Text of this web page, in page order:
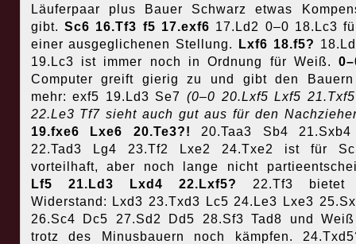
Läuferpaar plus Bauer Schwarz etwas
gibt. Sc6 16.Tf3 f5 17.exf6 17.Ld2 0–0 18.Lc3
einer ausgeglichenen Stellung.
Lxf6 18.f5?
19.Lc3 ist immer noch in Ordnung für Weiß.
Computer greift gierig zu und gibt den
mehr: exf5 19.Ld3 Se7(0–0 20.Lxf5 Lxf5
22.Le3 Tf7 sieht auch gut aus für den
19.fxe6 Lxe6 20.Te3?! 20.Taa3 Sb4
22.Tad3 Lg4 23.Tf2 Lxe2 24.Txe2 ist für
vorteilhaft, aber noch lange nicht
Lf5 21.Ld3 Lxd4 22.Lxf5? 22.Tf3 bietet
Widerstand: Lxd3 23.Txd3 Lc5 24.Le3 Lxe3
26.Sc4 Dc5 27.Sd2 Dd5 28.Sf3 Tad8 und
trotz des Minusbauern noch kämpfen.